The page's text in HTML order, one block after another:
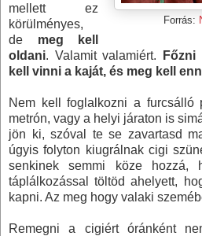
Forrás:
mellett ez
körülményes,
de meg kell
oldani. Valamit valamiért.
Főzni
kell vinni a kaját, és meg kell
Nem kell foglalkozni a furcsálló
metrón, vagy a helyi járaton is
jön ki, szóval te se zavartasd
úgyis folyton kiugrálnak cigi
senkinek semmi köze
táplálkozással töltöd ahelyett,
kapni. Az meg hogy valaki
Remegni a cigiért óránként